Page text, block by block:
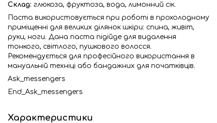
Склад: глюкоза, фруктоза, вода, лимонний сік.
Паста використовується при роботі в прохолодному
приміщенні для великих ділянок шкіри: спина, живіт,
руки, ноги. Дана паста підійде для видалення
тонкого, світлого, пушкового волосся.
Рекомендується для професійного використання в
мануальній техніці або бандажних для початківців.
Ask_messengers
End_Ask_messengers
Характеристики